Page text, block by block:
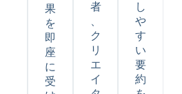
果
を
即
座
に
受
者
ク
リ
エ
イ
し
や
す
い
要
約